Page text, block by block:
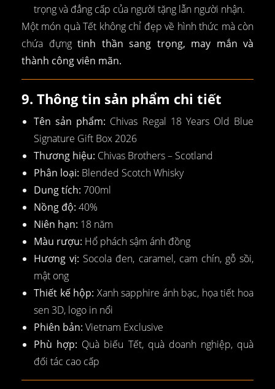
trọng và đẳng cấp của người tặng lẫn người nhận.
Một món quà Tết không chỉ đẹp về hình thức mà còn
chứa đựng tinh thần sang trọng, may mắn và
thành công viên mãn.
9. Thông tin sản phẩm chi tiết
Tên sản phẩm: Chivas Regal 18 Years Old Blue
Signature Gift Box 2026
Thương hiệu: Chivas Brothers – Scotland
Phân loại: Blended Scotch Whisky
Dung tích: 700ml
Nồng độ: 40%
Niên hạn: 18 năm
Màu rượu: Hổ phách sậm ánh đồng
Hương vị: Socola đen, caramel, cam chín, gỗ sồi,
mật ong
Thiết kế hộp: Xanh sapphire ánh bạc, họa tiết hoa
sen 3D, logo in nổi
Phiên bản: Vietnam Exclusive
Phù hợp: Quà biếu Tết, quà doanh nghiệp, quà
đối tác cao cấp